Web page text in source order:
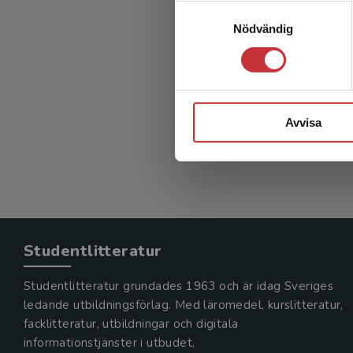
Nödvändig
Avvisa
Forinder,
386 kr
Exkl.
Studentlitteratur
Studentlitteratur grundades 1963 och är idag Sveriges
ledande utbildningsförlag. Med läromedel, kurslitteratur,
facklitteratur, utbildningar och digitala
informationstjänster i utbudet,